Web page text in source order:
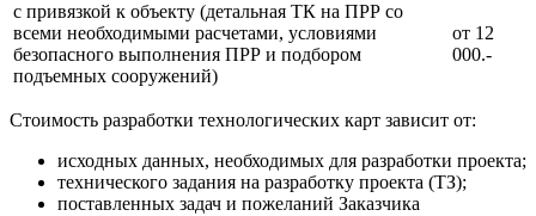
с привязкой к объекту (детальная ТК на ПРР со
всеми необходимыми расчетами, условиями
безопасного выполнения ПРР и подбором
подъемных сооружений)
от 12
000.-
Стоимость разработки технологических карт зависит от:
исходных данных, необходимых для разработки проекта;
технического задания на разработку проекта (ТЗ);
поставленных задач и пожеланий Заказчика